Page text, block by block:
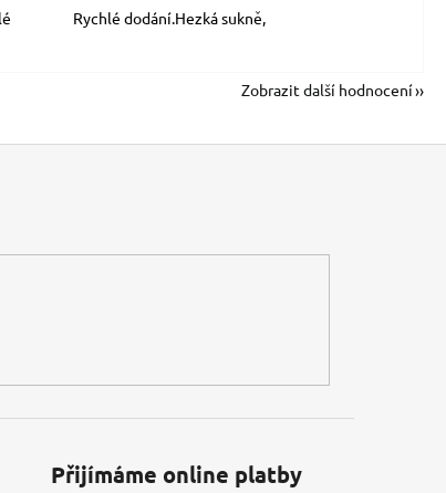
Rychlé dodání.Hezká sukně,
Zobrazit další hodnocení
Přijímáme online platby